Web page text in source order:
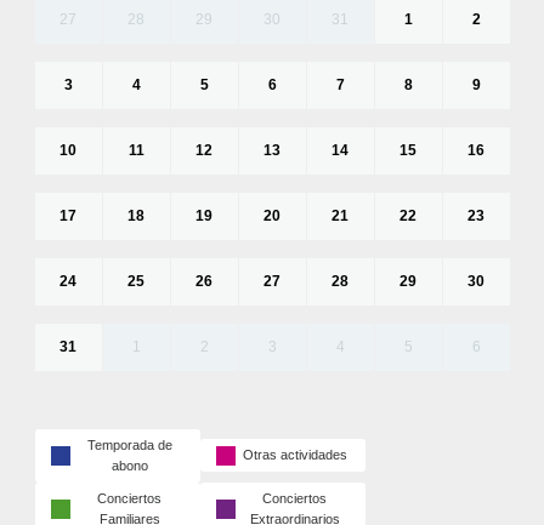
27 28 29 30 31 1 2
3 4 5 6 7 8 9
10 11 12 13 14 15 16
17 18 19 20 21 22 23
24 25 26 27 28 29 30
31 1 2 3 4 5 6
Temporada de
abono
Otras actividades
Conciertos
Familiares
Conciertos
Extraordinarios